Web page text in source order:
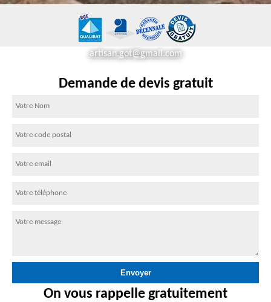
artisan.got@gmail.com
Demande de devis gratuit
On vous rappelle gratuitement